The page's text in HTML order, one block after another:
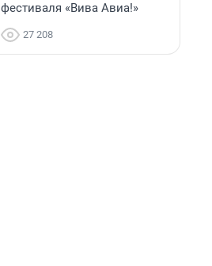
фестиваля «Вива Авиа!»
27 208